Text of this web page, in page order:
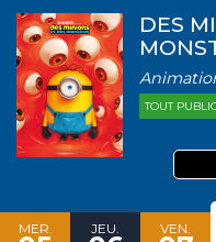
DES
TOUT PUBLIC
MER. JEU. VEN.